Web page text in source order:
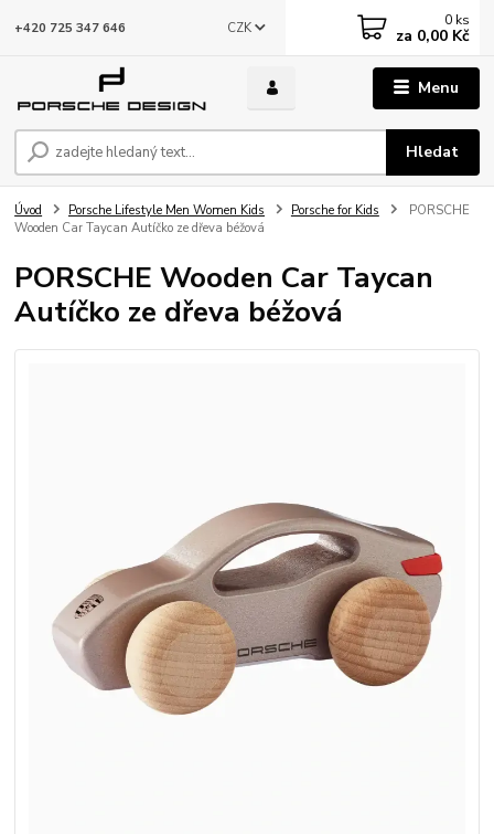
Menu
CZK
Hledat
+420 725 347 646 0 ks
za 0,00 Kč
Úvod Porsche Lifestyle Men Women Kids Porsche for Kids
PORSCHE
Wooden Car Taycan Autíčko ze dřeva béžová
PORSCHE Wooden Car Taycan
Autíčko ze dřeva béžová